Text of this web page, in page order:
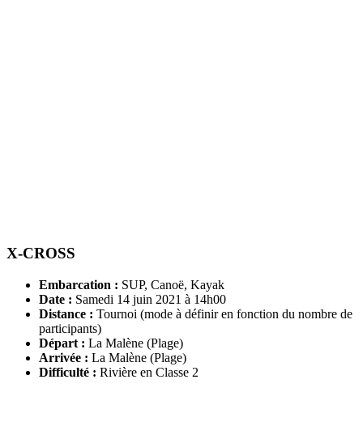
X-CROSS
Embarcation : SUP, Canoë, Kayak
Date : Samedi 14 juin 2021 à 14h00
Distance : Tournoi (mode à définir en fonction du nombre de
participants)
Départ : La Malène (Plage)
Arrivée : La Malène (Plage)
Difficulté : Rivière en Classe 2